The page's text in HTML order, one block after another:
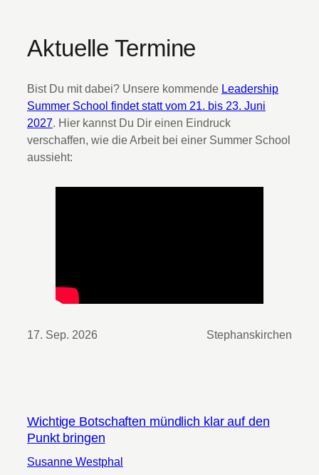
Aktuelle Termine
Bist Du mit dabei? Unsere kommende Leadership
Summer School findet statt vom 21. bis 23. Juni
2027 . Hier kannst Du Dir einen Eindruck
verschaffen, wie die Arbeit bei einer Summer School
aussieht:
17. Sep. 2026 Stephanskirchen
Wichtige Botschaften mündlich klar auf den
Punkt bringen
Susanne Westphal